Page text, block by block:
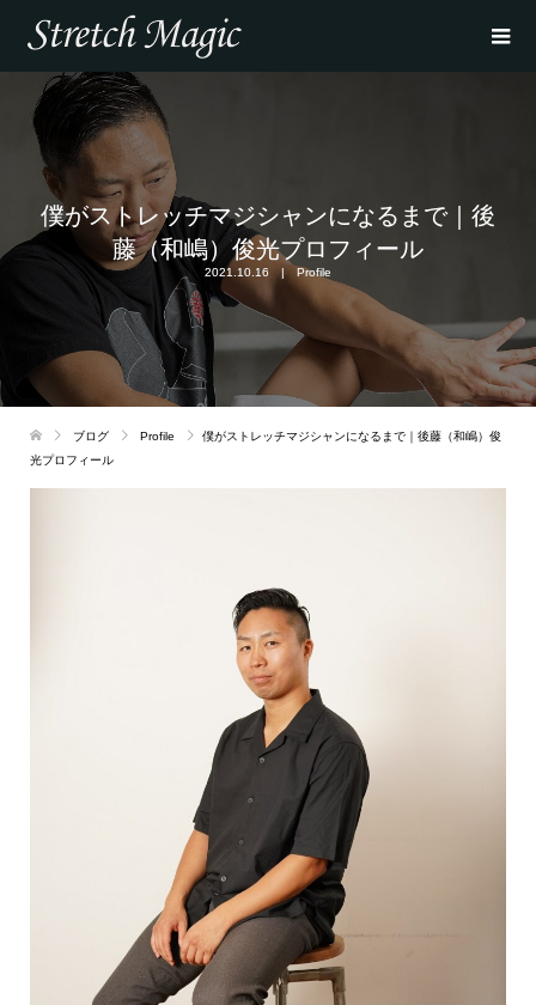
僕がストレッチマジシャンになるまで｜後
藤（和嶋）俊光プロフィール
2021.10.16 Profile
ブログ Profile
僕がストレッチマジシャンになるまで｜後藤（和嶋）俊
光プロフィール